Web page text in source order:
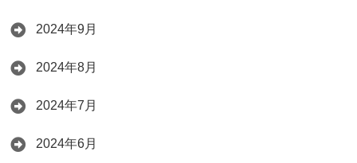
2024年9月
2024年8月
2024年7月
2024年6月